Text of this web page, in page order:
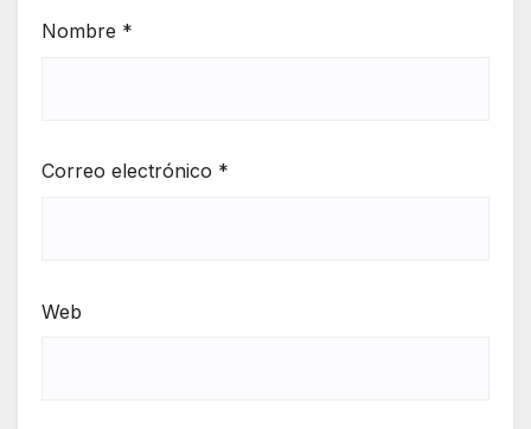
Nombre *
Correo electrónico *
Web